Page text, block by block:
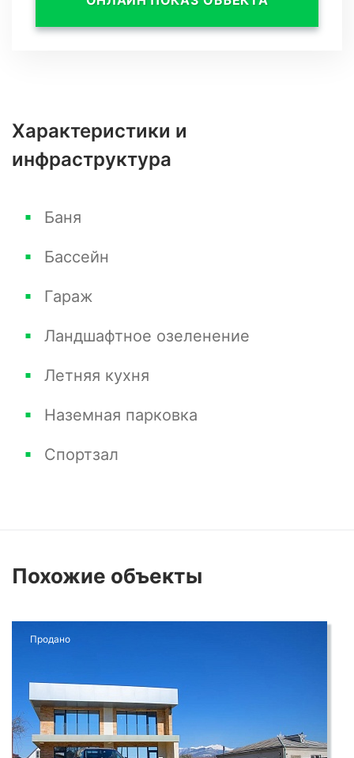
Характеристики и
инфраструктура
Баня
Бассейн
Гараж
Ландшафтное озеленение
Летняя кухня
Наземная парковка
Спортзал
Похожие объекты
Продано